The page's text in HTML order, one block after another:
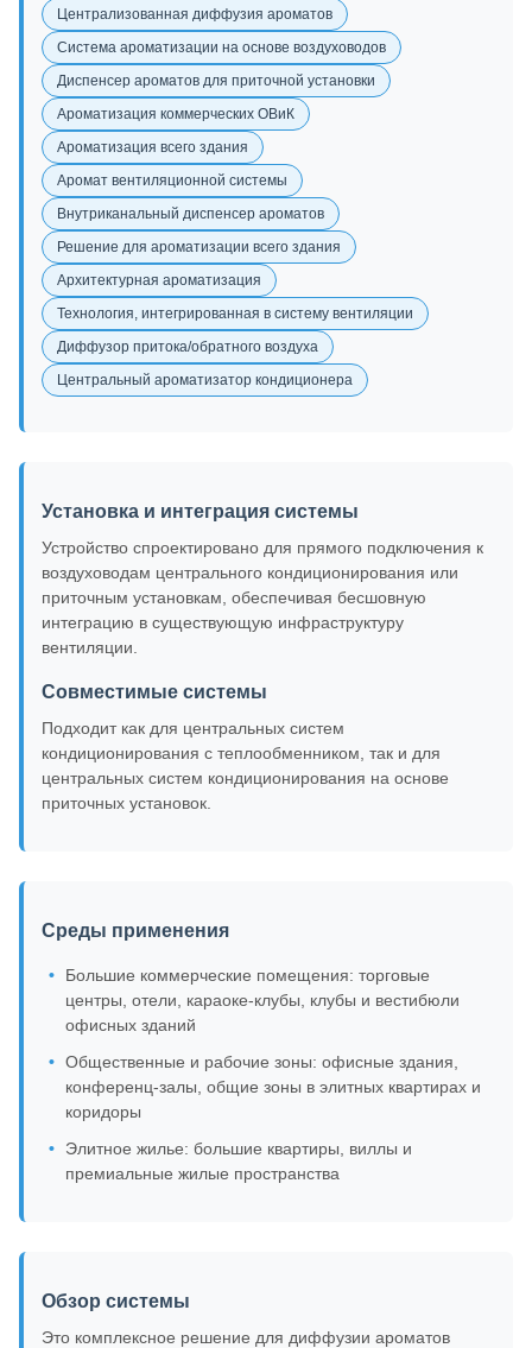
Централизованная диффузия ароматов
Система ароматизации на основе воздуховодов
Диспенсер ароматов для приточной установки
Ароматизация коммерческих ОВиК
Ароматизация всего здания
Аромат вентиляционной системы
Внутриканальный диспенсер ароматов
Решение для ароматизации всего здания
Архитектурная ароматизация
Технология, интегрированная в систему вентиляции
Диффузор притока/обратного воздуха
Центральный ароматизатор кондиционера
Установка и интеграция системы
Устройство спроектировано для прямого подключения к
воздуховодам центрального кондиционирования или
приточным установкам, обеспечивая бесшовную
интеграцию в существующую инфраструктуру
вентиляции.
Совместимые системы
Подходит как для центральных систем
кондиционирования с теплообменником, так и для
центральных систем кондиционирования на основе
приточных установок.
Среды применения
Большие коммерческие помещения: торговые
центры, отели, караоке-клубы, клубы и вестибюли
офисных зданий
Общественные и рабочие зоны: офисные здания,
конференц-залы, общие зоны в элитных квартирах и
коридоры
Элитное жилье: большие квартиры, виллы и
премиальные жилые пространства
Обзор системы
Это комплексное решение для диффузии ароматов